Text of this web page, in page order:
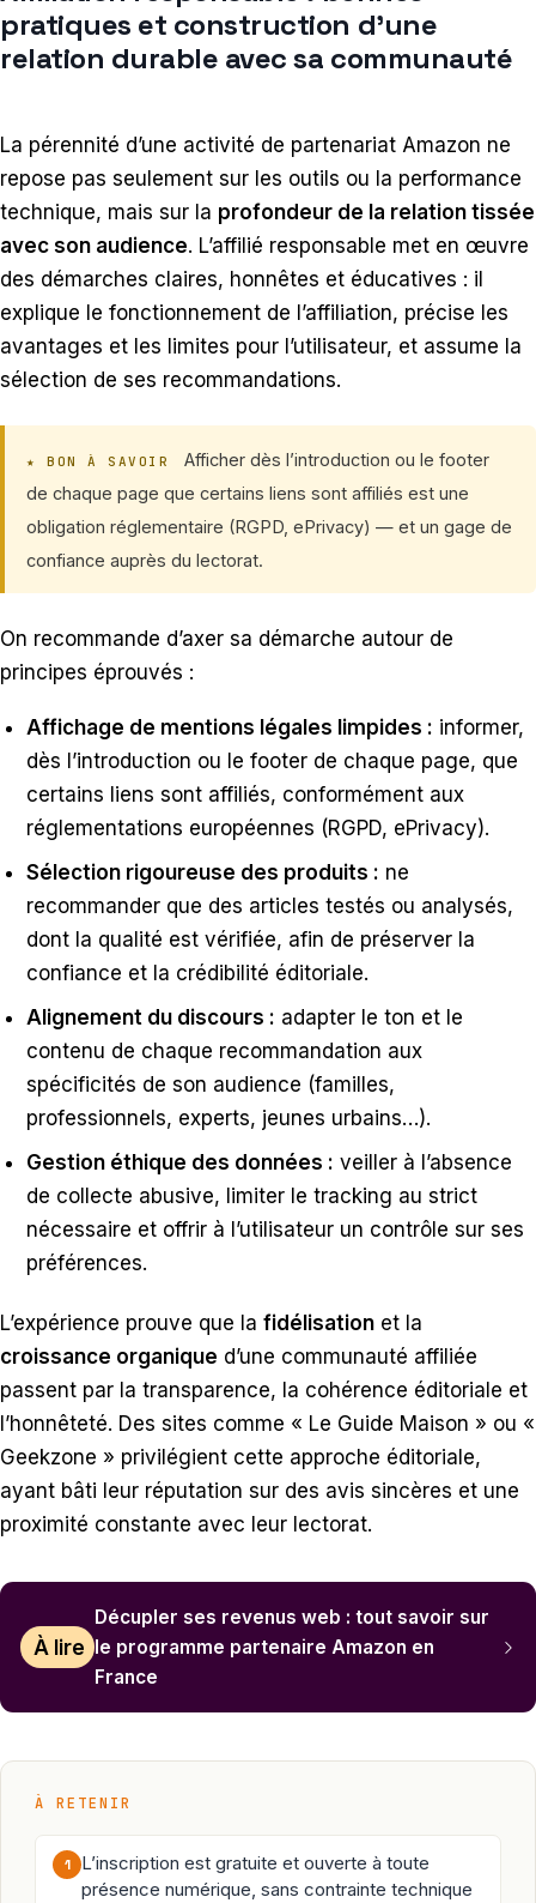
pratiques et construction d’une
relation durable avec sa communauté
La pérennité d’une activité de partenariat Amazon ne
repose pas seulement sur les outils ou la performance
technique, mais sur la profondeur de la relation tissée
avec son audience. L’affilié responsable met en œuvre
des démarches claires, honnêtes et éducatives : il
explique le fonctionnement de l’affiliation, précise les
avantages et les limites pour l’utilisateur, et assume la
sélection de ses recommandations.
★ BON À SAVOIR
Afficher dès l’introduction ou le footer
de chaque page que certains liens sont affiliés est une
obligation réglementaire (RGPD, ePrivacy) — et un gage de
confiance auprès du lectorat.
On recommande d’axer sa démarche autour de
principes éprouvés :
Affichage de mentions légales limpides : informer,
dès l’introduction ou le footer de chaque page, que
certains liens sont affiliés, conformément aux
réglementations européennes (RGPD, ePrivacy).
Sélection rigoureuse des produits : ne
recommander que des articles testés ou analysés,
dont la qualité est vérifiée, afin de préserver la
confiance et la crédibilité éditoriale.
Alignement du discours : adapter le ton et le
contenu de chaque recommandation aux
spécificités de son audience (familles,
professionnels, experts, jeunes urbains…).
Gestion éthique des données : veiller à l’absence
de collecte abusive, limiter le tracking au strict
nécessaire et offrir à l’utilisateur un contrôle sur ses
préférences.
L’expérience prouve que la fidélisation et la
croissance organique d’une communauté affiliée
passent par la transparence, la cohérence éditoriale et
l’honnêteté. Des sites comme « Le Guide Maison » ou «
Geekzone » privilégient cette approche éditoriale,
ayant bâti leur réputation sur des avis sincères et une
proximité constante avec leur lectorat.
À lire
Décupler ses revenus web : tout savoir sur
le programme partenaire Amazon en
France
À RETENIR
1
L’inscription est gratuite et ouverte à toute
présence numérique, sans contrainte technique